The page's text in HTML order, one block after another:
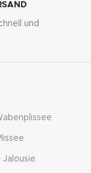
und
Jalousie